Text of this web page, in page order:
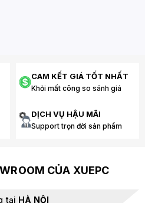
CAM KẾT GIÁ TỐT NHẤT
Khỏi mất công so sánh giá
DỊCH VỤ HẬU MÃI
Support trọn đời sản phẩm
CỦA XUEPC
tại HÀ NỘI